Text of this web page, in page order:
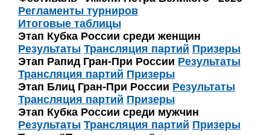
Регламенты турниров
Итоговые таблицы
Этап Кубка России среди женщин
Результаты Трансляция партий Призеры
Этап Рапид Гран-При России Результаты
Трансляция партий Призеры
Этап Блиц Гран-При России Результаты
Трансляция партий Призеры
Этап Кубка России среди мужчин
Результаты Трансляция партий Призеры